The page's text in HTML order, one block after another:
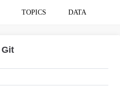
TOPICS DATA